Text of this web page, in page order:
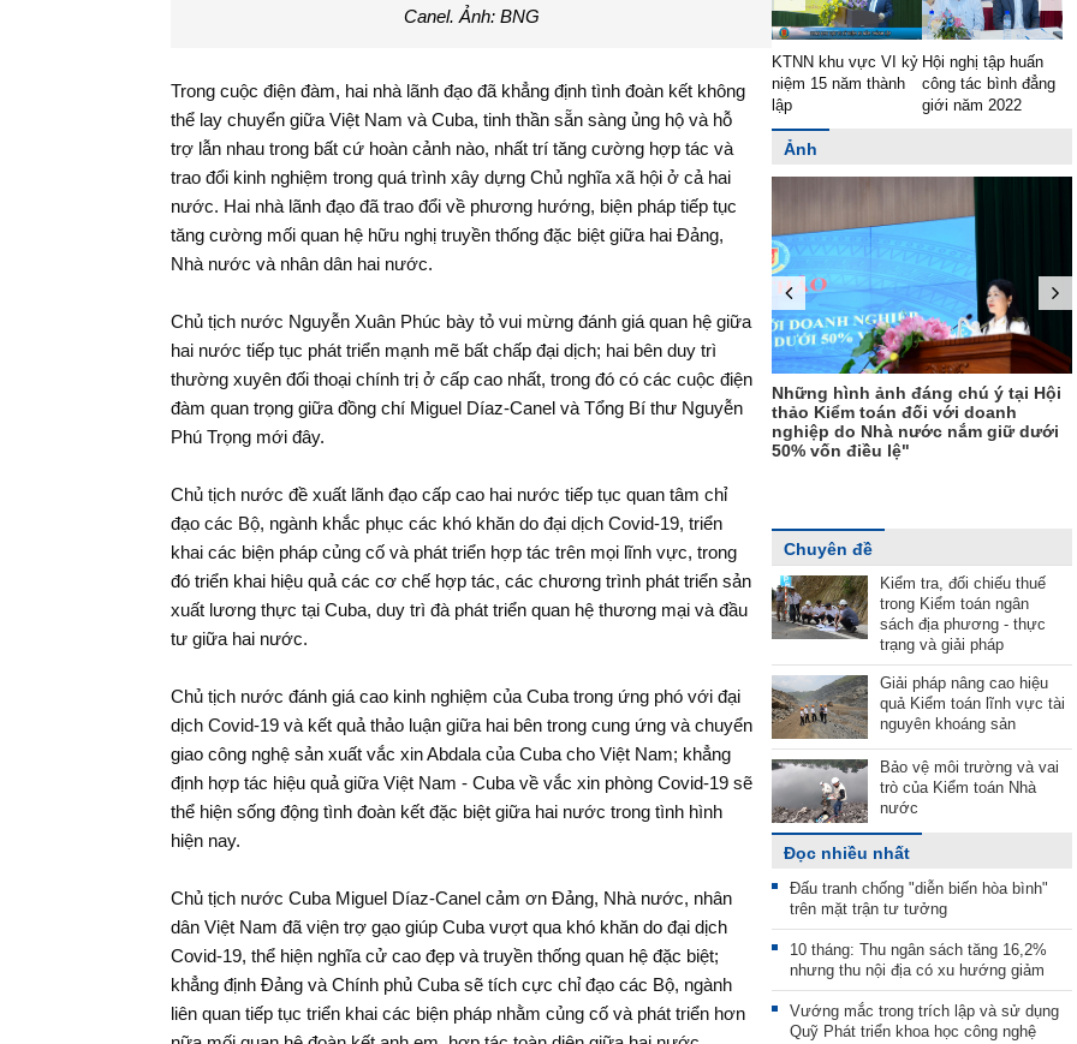
Canel. Ảnh: BNG
Trong cuộc điện đàm, hai nhà lãnh đạo đã khẳng định tình đoàn kết không
thể lay chuyển giữa Việt Nam và Cuba, tinh thần sẵn sàng ủng hộ và hỗ
trợ lẫn nhau trong bất cứ hoàn cảnh nào, nhất trí tăng cường hợp tác và
trao đổi kinh nghiệm trong quá trình xây dựng Chủ nghĩa xã hội ở cả hai
nước. Hai nhà lãnh đạo đã trao đổi về phương hướng, biện pháp tiếp tục
tăng cường mối quan hệ hữu nghị truyền thống đặc biệt giữa hai Đảng,
Nhà nước và nhân dân hai nước.
Chủ tịch nước Nguyễn Xuân Phúc bày tỏ vui mừng đánh giá quan hệ giữa
hai nước tiếp tục phát triển mạnh mẽ bất chấp đại dịch; hai bên duy trì
thường xuyên đối thoại chính trị ở cấp cao nhất, trong đó có các cuộc điện
đàm quan trọng giữa đồng chí Miguel Díaz-Canel và Tổng Bí thư Nguyễn
Phú Trọng mới đây.
Chủ tịch nước đề xuất lãnh đạo cấp cao hai nước tiếp tục quan tâm chỉ
đạo các Bộ, ngành khắc phục các khó khăn do đại dịch Covid-19, triển
khai các biện pháp củng cố và phát triển hợp tác trên mọi lĩnh vực, trong
đó triển khai hiệu quả các cơ chế hợp tác, các chương trình phát triển sản
xuất lương thực tại Cuba, duy trì đà phát triển quan hệ thương mại và đầu
tư giữa hai nước.
Chủ tịch nước đánh giá cao kinh nghiệm của Cuba trong ứng phó với đại
dịch Covid-19 và kết quả thảo luận giữa hai bên trong cung ứng và chuyển
giao công nghệ sản xuất vắc xin Abdala của Cuba cho Việt Nam; khẳng
định hợp tác hiệu quả giữa Việt Nam - Cuba về vắc xin phòng Covid-19 sẽ
thể hiện sống động tình đoàn kết đặc biệt giữa hai nước trong tình hình
hiện nay.
Chủ tịch nước Cuba Miguel Díaz-Canel cảm ơn Đảng, Nhà nước, nhân
dân Việt Nam đã viện trợ gạo giúp Cuba vượt qua khó khăn do đại dịch
Covid-19, thể hiện nghĩa cử cao đẹp và truyền thống quan hệ đặc biệt;
khẳng định Đảng và Chính phủ Cuba sẽ tích cực chỉ đạo các Bộ, ngành
liên quan tiếp tục triển khai các biện pháp nhằm củng cố và phát triển hơn
Văn Họa tiếp đoàn
công tác của CAAF
xuất một số cơ chế
chính sách đặc thù
phát triển TP. Buôn
Ma Thuột
thảo luận tại tổ về
kế hoạch phát triển
kinh tế - xã hội năm
2022
KTNN khu vực VI kỷ
niệm 15 năm thành
lập
Hội nghị tập huấn
công tác bình đẳng
giới năm 2022
Ảnh
Tổng Bí thư Nguyễn Phú Trọng chủ
"
Trao quyết định chỉ định Bí thư Ban
Cán sự Đảng, Phó Tổng Kiểm toán
nhà nước phụ trách"
Những hình ảnh đáng chú ý tại Hội
thảo Kiểm toán đối với doanh
nghiệp do Nhà nước nắm giữ dưới
50% vốn điều lệ"
Chuyên đề
Kiểm tra, đối chiếu thuế
trong Kiểm toán ngân
sách địa phương - thực
trạng và giải pháp
Giải pháp nâng cao hiệu
quả Kiểm toán lĩnh vực tài
nguyên khoáng sản
Bảo vệ môi trường và vai
trò của Kiểm toán Nhà
nước
Đọc nhiều nhất
Đấu tranh chống "diễn biến hòa bình"
trên mặt trận tư tưởng
10 tháng: Thu ngân sách tăng 16,2%
nhưng thu nội địa có xu hướng giảm
Vướng mắc trong trích lập và sử dụng
Quỹ Phát triển khoa học công nghệ